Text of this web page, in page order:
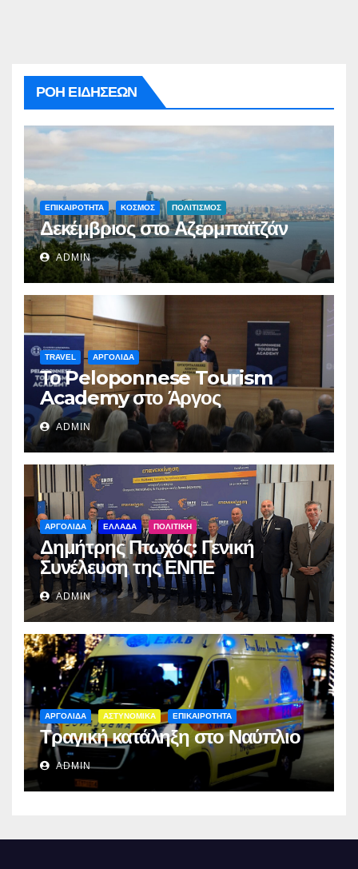
ΡΟΗ ΕΙΔΗΣΕΩΝ
ΕΠΙΚΑΙΡΟΤΗΤΑ ΚΟΣΜΟΣ ΠΟΛΙΤΙΣΜΟΣ
Δεκέμβριος στο Αζερμπαϊτζάν
ADMIN
TRAVEL ΑΡΓΟΛΙΔΑ
Το Peloponnese Tourism
Academy στο Άργος
ADMIN
ΑΡΓΟΛΙΔΑ ΕΛΛΑΔΑ ΠΟΛΙΤΙΚΗ
Δημήτρης Πτωχός: Γενική
Συνέλευση της ΕΝΠΕ
ADMIN
ΑΡΓΟΛΙΔΑ ΑΣΤΥΝΟΜΙΚΑ ΕΠΙΚΑΙΡΟΤΗΤΑ
Τραγική κατάληξη στο Ναύπλιο
ADMIN